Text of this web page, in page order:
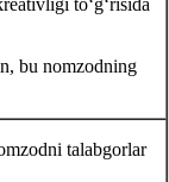
bu nomzodning
talabgorlar